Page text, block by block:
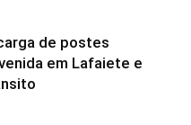
de postes
em Lafaiete e